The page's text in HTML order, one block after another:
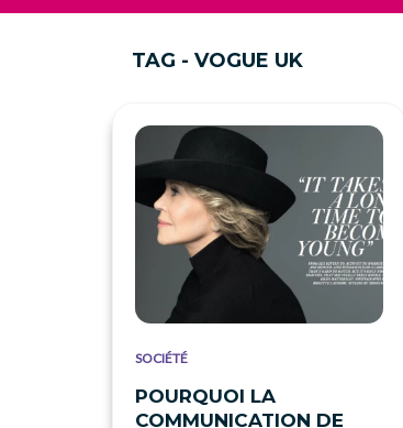
TAG - VOGUE UK
SOCIÉTÉ
POURQUOI LA
COMMUNICATION DE